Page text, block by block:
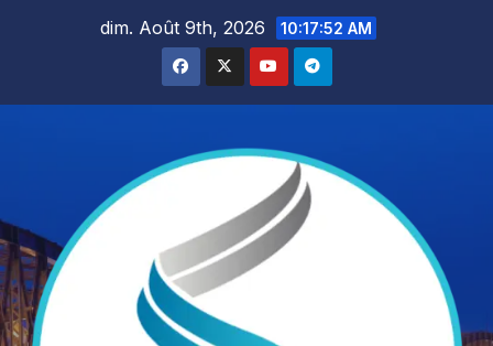
dim. Août 9th, 2026 10:17:53 AM